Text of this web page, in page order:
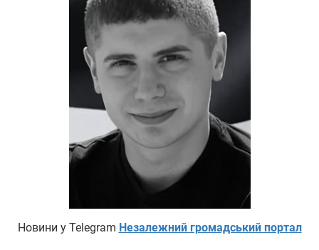
Новини у Telegram Незалежний громадський портал